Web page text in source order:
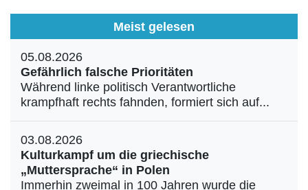
Meist gelesen
05.08.2026
Gefährlich falsche Prioritäten
Während linke politisch Verantwortliche
krampfhaft rechts fahnden, formiert sich auf...
03.08.2026
Kulturkampf um die griechische
„Muttersprache“ in Polen
Immerhin zweimal in 100 Jahren wurde die